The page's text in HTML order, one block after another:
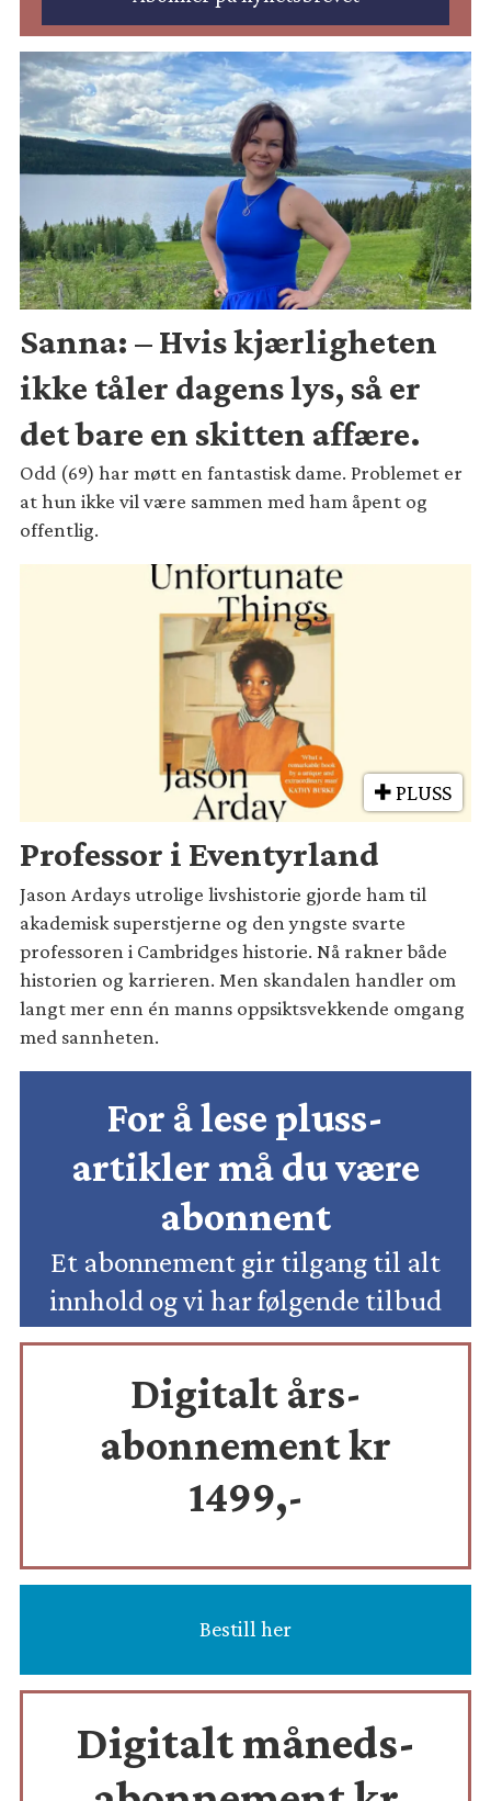
Sanna: – Hvis kjærligheten
ikke tåler dagens lys, så er
det bare en skitten affære.
Odd (69) har møtt en fantastisk dame. Problemet er
at hun ikke vil være sammen med ham åpent og
offentlig.
PLUSS
Professor i Eventyrland
Jason Ardays utrolige livshistorie gjorde ham til
akademisk superstjerne og den yngste svarte
professoren i Cambridges historie. Nå rakner både
historien og karrieren. Men skandalen handler om
langt mer enn én manns oppsiktsvekkende omgang
med sannheten.
For å lese pluss-
artikler må du være
abonnent
Et abonnement gir tilgang til alt
innhold og vi har følgende tilbud
Digitalt års-
abonnement kr
1499,-
Bestill her
Digitalt måneds-